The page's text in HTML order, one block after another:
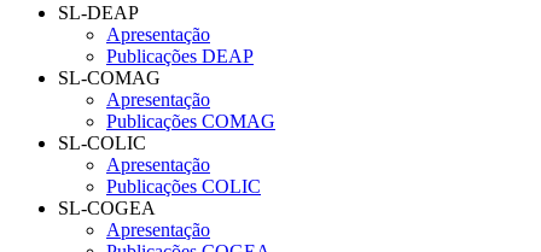
SL-DEAP
Apresentação
Publicações DEAP
SL-COMAG
Apresentação
Publicações COMAG
SL-COLIC
Apresentação
Publicações COLIC
SL-COGEA
Apresentação